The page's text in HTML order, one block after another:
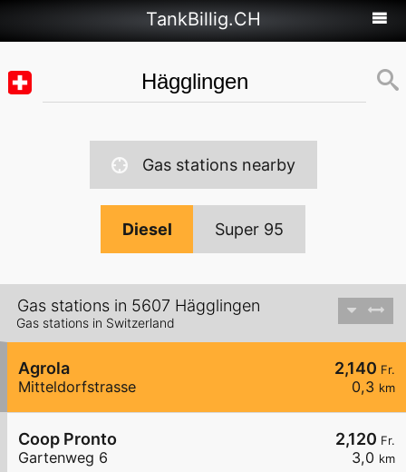
TankBillig.CH
Gas stations nearby
Diesel Super 95
Gas stations in 5607 Hägglingen
Gas stations in Switzerland
2,140 Fr.
0,3 km
Agrola
Mitteldorfstrasse
2,120 Fr.
3,0 km
Coop Pronto
Gartenweg 6